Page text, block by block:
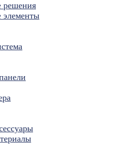
решения
элементы